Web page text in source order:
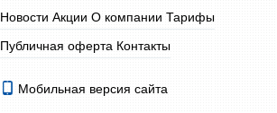
Новости Акции О компании Тарифы
Публичная оферта Контакты
Мобильная версия сайта